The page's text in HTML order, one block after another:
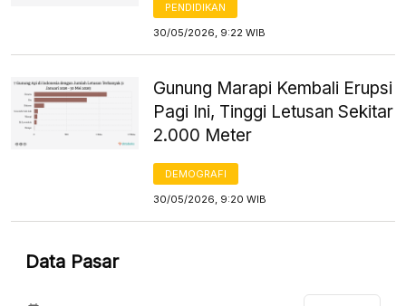
PENDIDIKAN
30/05/2026, 9:22 WIB
Gunung Marapi Kembali Erupsi
Pagi Ini, Tinggi Letusan Sekitar
2.000 Meter
DEMOGRAFI
30/05/2026, 9:20 WIB
Data Pasar